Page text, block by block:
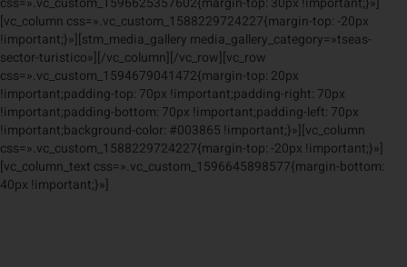
[vc_column css=».vc_custom_1588229724227{margin-top: -20px
!important;}»][stm_media_gallery media_gallery_category=»tseas-
sector-turistico»][/vc_column][/vc_row][vc_row
css=».vc_custom_1594679041472{margin-top: 20px
!important;padding-top: 70px !important;padding-right: 70px
!important;padding-bottom: 70px !important;padding-left: 70px
!important;background-color: #003865 !important;}»][vc_column
css=».vc_custom_1588229724227{margin-top: -20px !important;}»]
[vc_column_text css=».vc_custom_1596645898577{margin-bottom:
40px !important;}»]